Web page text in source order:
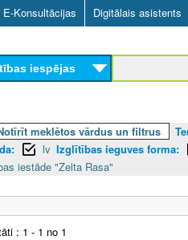
Skip
to
main
content
E-Konsultācijas Digitālais asistents
iespējas
meklētos vārdus un filtrus
lv Izglītības ieguves forma:
iestāde "Zelta Rasa"
: 1 - 1 no 1